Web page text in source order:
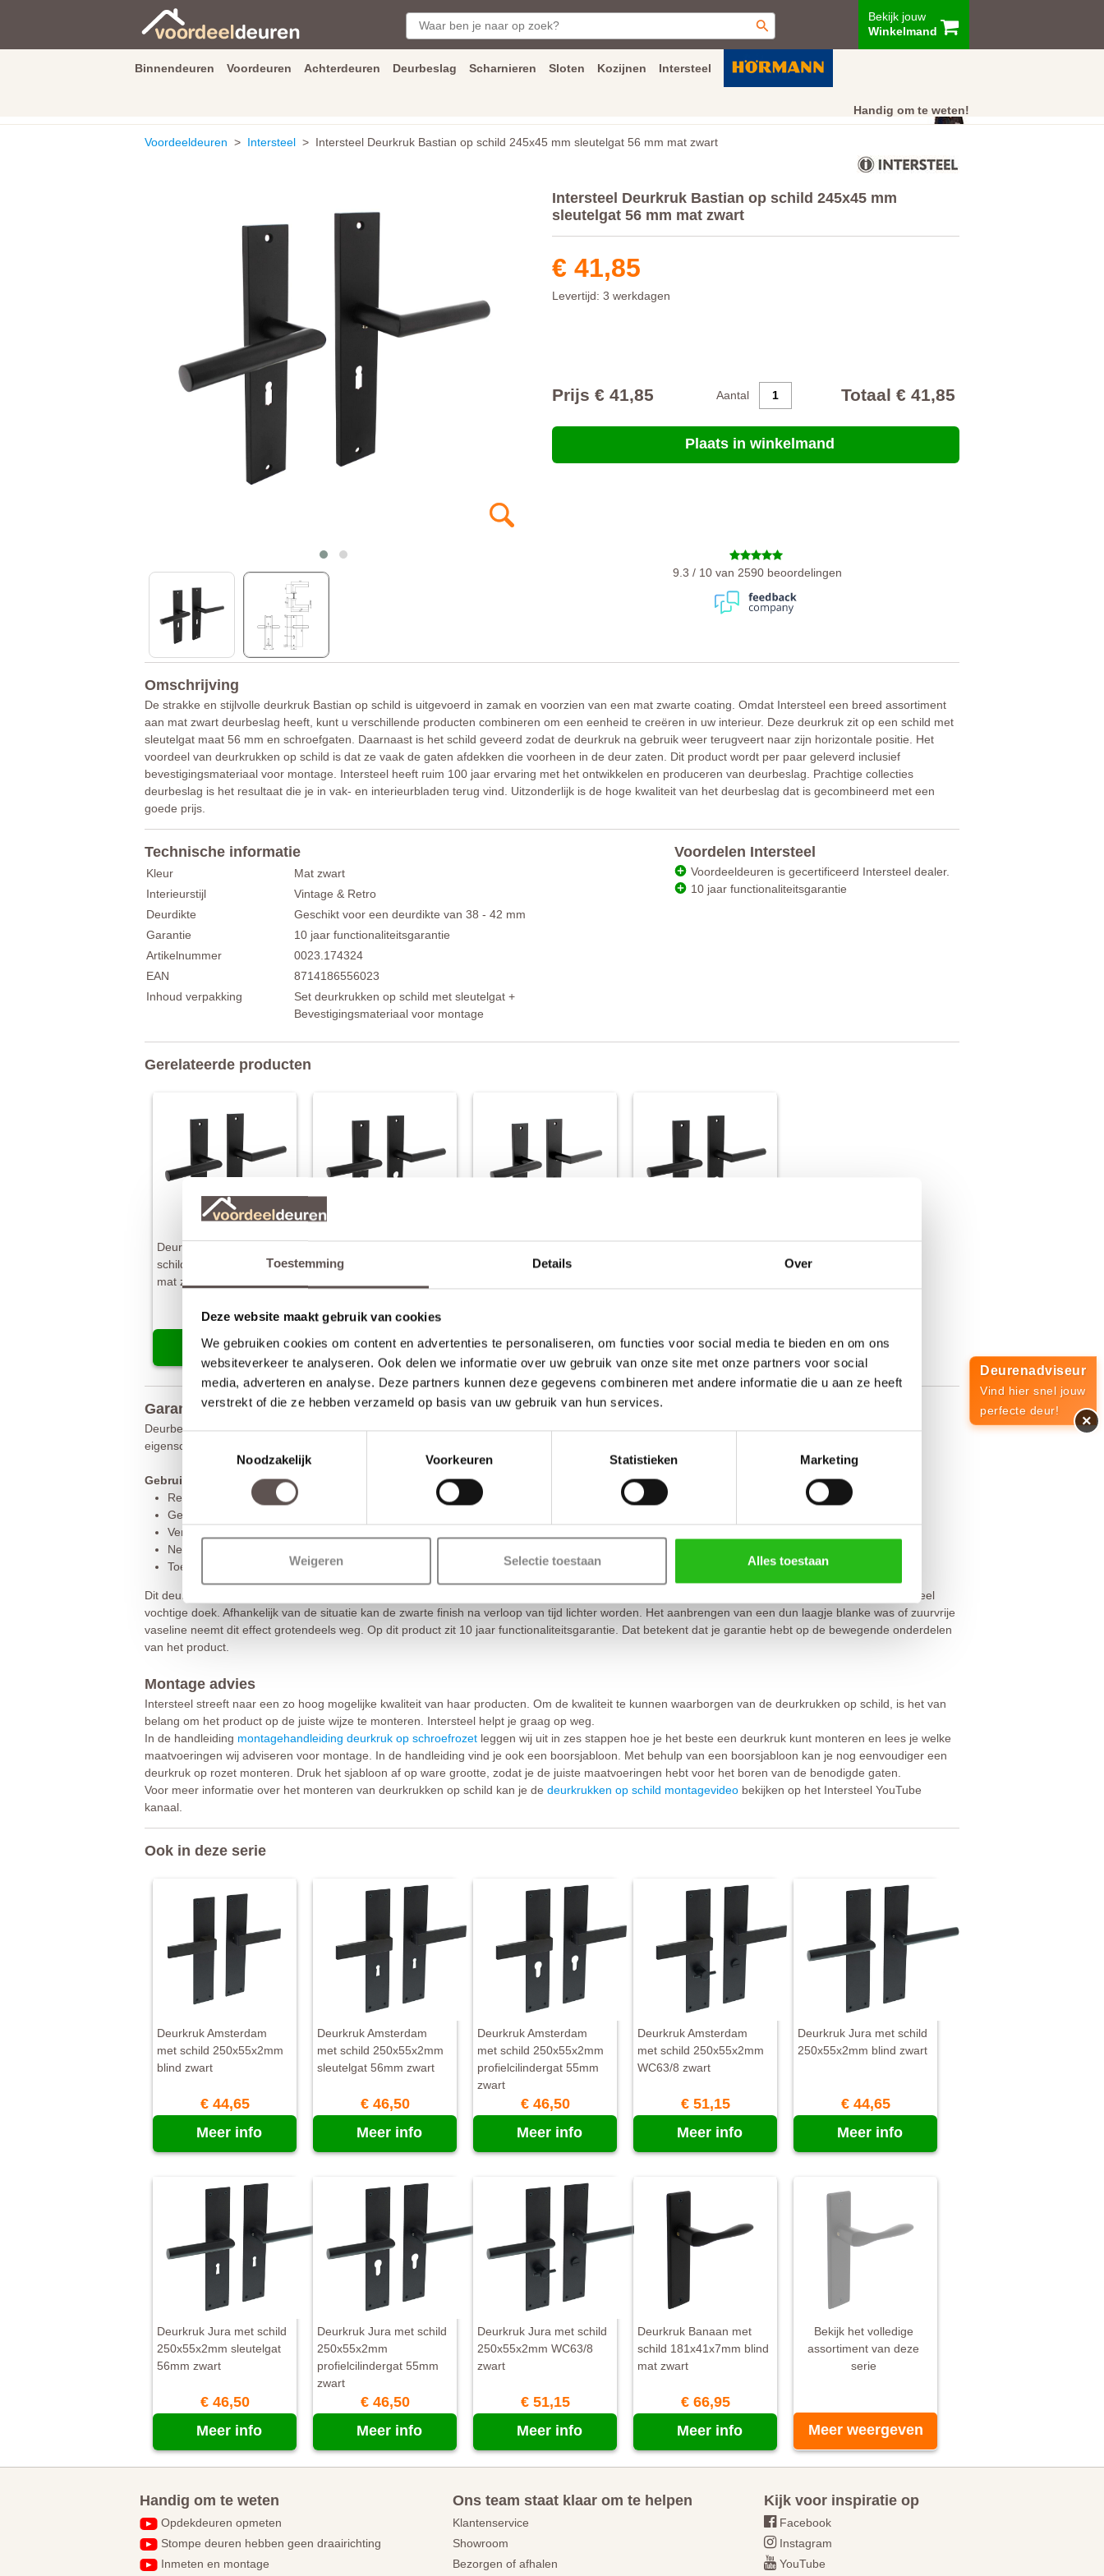
Toestemming Details Over
Deze website maakt gebruik van cookies
We gebruiken cookies om content en advertenties te personaliseren, om functies voor social media te bieden en om ons
websiteverkeer te analyseren. Ook delen we informatie over uw gebruik van onze site met onze partners voor social
media, adverteren en analyse. Deze partners kunnen deze gegevens combineren met andere informatie die u aan ze heeft
verstrekt of die ze hebben verzameld op basis van uw gebruik van hun services.
Noodzakelijk
Voorkeuren Statistieken Marketing
Weigeren Selectie toestaan Alles toestaan
Bekijk jouw
Winkelmand
Binnendeuren Voordeuren Achterdeuren Deurbeslag Scharnieren Sloten Kozijnen Intersteel
Handig om te weten!
Klantenservice
Voordeeldeuren > Intersteel > Intersteel Deurkruk Bastian op schild 245x45 mm sleutelgat 56 mm mat zwart
Intersteel Deurkruk Bastian op schild 245x45 mm
sleutelgat 56 mm mat zwart
€ 41,85
Levertijd: 3 werkdagen
Prijs € 41,85 Aantal Totaal € 41,85
Plaats in winkelmand
9.3 / 10 van 2590 beoordelingen
Omschrijving
De strakke en stijlvolle deurkruk Bastian op schild is uitgevoerd in zamak en voorzien van een mat zwarte coating. Omdat Intersteel een breed assortiment
aan mat zwart deurbeslag heeft, kunt u verschillende producten combineren om een eenheid te creëren in uw interieur. Deze deurkruk zit op een schild met
sleutelgat maat 56 mm en schroefgaten. Daarnaast is het schild geveerd zodat de deurkruk na gebruik weer terugveert naar zijn horizontale positie. Het
voordeel van deurkrukken op schild is dat ze vaak de gaten afdekken die voorheen in de deur zaten. Dit product wordt per paar geleverd inclusief
bevestigingsmateriaal voor montage. Intersteel heeft ruim 100 jaar ervaring met het ontwikkelen en produceren van deurbeslag. Prachtige collecties
deurbeslag is het resultaat die je in vak- en interieurbladen terug vind. Uitzonderlijk is de hoge kwaliteit van het deurbeslag dat is gecombineerd met een
goede prijs.
Technische informatie
Kleur
Mat zwart
Interieurstijl
Vintage & Retro
Deurdikte
Geschikt voor een deurdikte van 38 - 42 mm
Garantie
10 jaar functionaliteitsgarantie
Artikelnummer
0023.174324
EAN
8714186556023
Inhoud verpakking
Set deurkrukken op schild met sleutelgat +
Bevestigingsmateriaal voor montage
Voordelen Intersteel
Voordeeldeuren is gecertificeerd Intersteel dealer.
10 jaar functionaliteitsgarantie
Gerelateerde producten
Deurkruk Bastian op
schild 245x45 mm blind
mat zwart
€ 40,00
Meer info
schild 245x45 mm
€ 42,75
Meer info
schild 245x45 mm
Meer info
Meer info
Garantie en onderhoud
Deurbeslag is in een grote variëteit te verkrijgen en is door gebruik aan slijtage onderhevig. Het is daarom goed om stil te staan bij de specifieke
eigenschappen van het materiaal en de oppervlakte behandelingen. Hier lees je hoe je het product het beste kunt onderhouden.
Gebruik en onderhoud tips!
Regelmatig onderhoud verlengt de levensduur van het product.
Gebruik geen agressieve reinigingsmiddelen en schuurmiddelen.
Verwijder het deurbeslag bij schuur- en schilderwerkzaamheden.
Neem beschermende maatregelen zoals het plaatsen van deurstoppers.
Toe te zien op een juiste montage en correct gebruik van het product.
Dit deurbeslag is voorzien van een mat zwarte coating. Voor het onderhoud adviseren wij het product regelmatig af te nemen met een zachte, eventueel
vochtige doek. Afhankelijk van de situatie kan de zwarte finish na verloop van tijd lichter worden. Het aanbrengen van een dun laagje blanke was of zuurvrije
vaseline neemt dit effect grotendeels weg. Op dit product zit 10 jaar functionaliteitsgarantie. Dat betekent dat je garantie hebt op de bewegende onderdelen
van het product.
Montage advies
Intersteel streeft naar een zo hoog mogelijke kwaliteit van haar producten. Om de kwaliteit te kunnen waarborgen van de deurkrukken op schild, is het van
belang om het product op de juiste wijze te monteren. Intersteel helpt je graag op weg.
In de handleiding montagehandleiding deurkruk op schroefrozet leggen wij uit in zes stappen hoe je het beste een deurkruk kunt monteren en lees je welke
maatvoeringen wij adviseren voor montage. In de handleiding vind je ook een boorsjabloon. Met behulp van een boorsjabloon kan je nog eenvoudiger een
deurkruk op rozet monteren. Druk het sjabloon af op ware grootte, zodat je de juiste maatvoeringen hebt voor het boren van de benodigde gaten.
Voor meer informatie over het monteren van deurkrukken op schild kan je de deurkrukken op schild montagevideo bekijken op het Intersteel YouTube
kanaal.
Ook in deze serie
Deurkruk Amsterdam
met schild 250x55x2mm
blind zwart
€ 44,65
Meer info
Deurkruk Amsterdam
met schild 250x55x2mm
sleutelgat 56mm zwart
€ 46,50
Meer info
Deurkruk Amsterdam
met schild 250x55x2mm
profielcilindergat 55mm
zwart
€ 46,50
Meer info
Deurkruk Amsterdam
met schild 250x55x2mm
WC63/8 zwart
€ 51,15
Meer info
Deurkruk Jura met schild
250x55x2mm blind zwart
€ 44,65
Meer info
Deurkruk Jura met schild
250x55x2mm sleutelgat
56mm zwart
€ 46,50
Meer info
Deurkruk Jura met schild
250x55x2mm
profielcilindergat 55mm
zwart
€ 46,50
Meer info
Deurkruk Jura met schild
250x55x2mm WC63/8
zwart
€ 51,15
Meer info
Deurkruk Banaan met
schild 181x41x7mm blind
mat zwart
€ 66,95
Meer info
Bekijk het volledige
assortiment van deze
serie
Meer weergeven
Handig om te weten
Opdekdeuren opmeten
Stompe deuren hebben geen draairichting
Inmeten en montage
Ons team staat klaar om te helpen
Klantenservice
Showroom
Bezorgen of afhalen
Kijk voor inspiratie op
Facebook
Instagram
YouTube
Deurenadviseur
Vind hier snel jouw
perfecte deur!
×